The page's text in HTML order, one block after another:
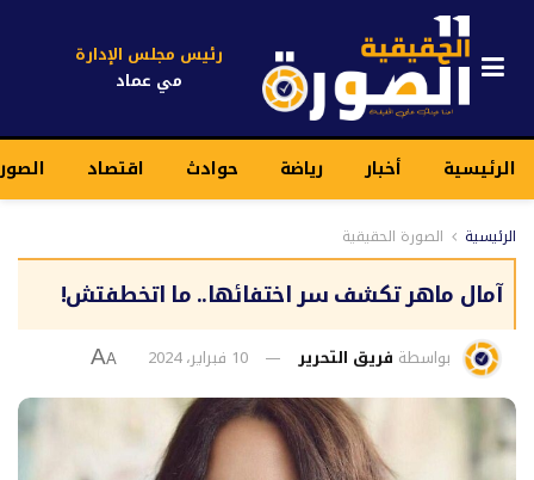
رئيس مجلس الإدارة
مي عماد
الرئيسية أخبار رياضة حوادث اقتصاد
الرئيسية الصورة الحقيقية
آمال ماهر تكشف سر اختفائها.. ما اتخطفتش!
بواسطة فريق التحرير 10 فبراير، 2024 A
A